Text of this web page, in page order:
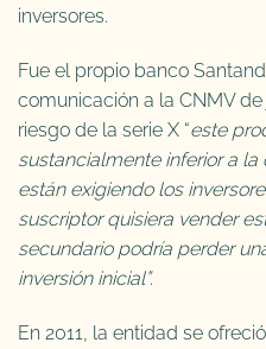
inversores.
Fue el propio banco
comunicación a la CNMV
riesgo de la serie X “este
sustancialmente inferior a
están exigiendo los
suscriptor quisiera vender
secundario podría perder
inversión inicial”.
En 2011, la entidad se